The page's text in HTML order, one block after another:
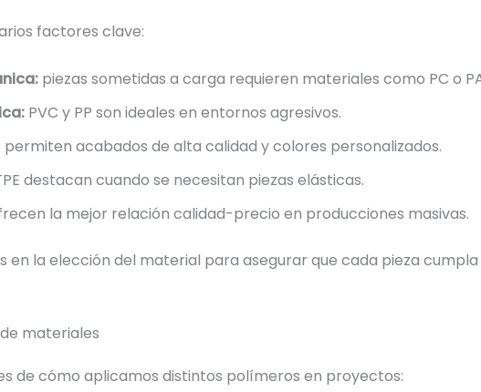
factores clave:
piezas sometidas a carga requieren materiales como PC o
PVC y PP son ideales en entornos agresivos.
permiten acabados de alta calidad y colores personalizados.
destacan cuando se necesitan piezas elásticas.
la mejor relación calidad-precio en producciones masivas.
en la elección del material para asegurar que cada pieza
materiales
de cómo aplicamos distintos polímeros en proyectos: